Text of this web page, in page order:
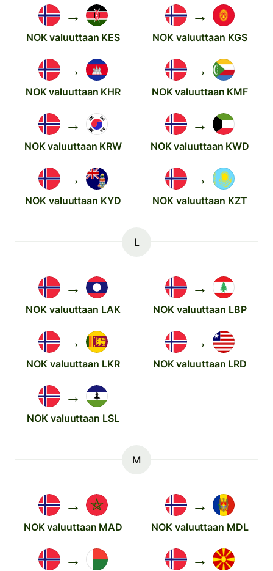
→
NOK valuuttaan KES
→
NOK valuuttaan KGS
→
NOK valuuttaan KHR
→
NOK valuuttaan KMF
→
NOK valuuttaan KRW
→
NOK valuuttaan KWD
→
NOK valuuttaan KYD
→
NOK valuuttaan KZT
L
→
NOK valuuttaan LAK
→
NOK valuuttaan LBP
→
NOK valuuttaan LKR
→
NOK valuuttaan LRD
→
NOK valuuttaan LSL
M
→
NOK valuuttaan MAD
→
NOK valuuttaan MDL
→ →